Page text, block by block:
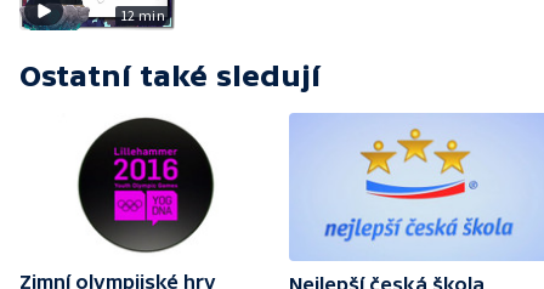
12 min
Ostatní také sledují
Zimní olympijské hry
Nejlepší česká škola